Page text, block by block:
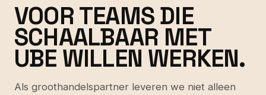
VOOR TEAMS DIE
SCHAALBAAR MET
UBE WILLEN WERKEN.
Als groothandelspartner leveren we niet alleen